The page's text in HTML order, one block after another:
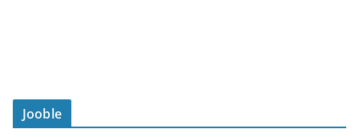
Jooble